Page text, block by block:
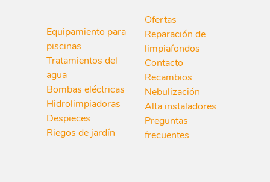
Equipamiento para
piscinas
Tratamientos del
agua
Bombas eléctricas
Hidrolimpiadoras
Despieces
Riegos de jardín
Ofertas
Reparación de
limpiafondos
Contacto
Recambios
Nebulización
Alta instaladores
Preguntas
frecuentes